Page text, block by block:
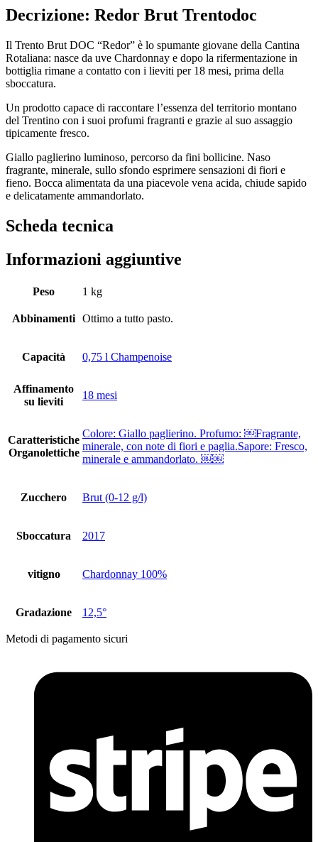
Decrizione: Redor Brut Trentodoc
Il Trento Brut DOC “Redor” è lo spumante giovane della Cantina
Rotaliana: nasce da uve Chardonnay e dopo la rifermentazione in
bottiglia rimane a contatto con i lieviti per 18 mesi, prima della
sboccatura.
Un prodotto capace di raccontare l’essenza del territorio montano
del Trentino con i suoi profumi fragranti e grazie al suo assaggio
tipicamente fresco.
Giallo paglierino luminoso, percorso da fini bollicine. Naso
fragrante, minerale, sullo sfondo esprimere sensazioni di fiori e
fieno. Bocca alimentata da una piacevole vena acida, chiude sapido
e delicatamente ammandorlato.
Scheda tecnica
Informazioni aggiuntive
Peso 1 kg
Abbinamenti Ottimo a tutto pasto.
Capacità 0,75 l Champenoise
Affinamento
su lieviti
18 mesi
Caratteristiche
Organolettiche
Colore: Giallo paglierino. Profumo: ￼Fragrante,
minerale, con note di fiori e paglia.Sapore: Fresco,
minerale e ammandorlato. ￼￼
Zucchero Brut (0-12 g/l)
Sboccatura 2017
vitigno Chardonnay 100%
Gradazione 12,5°
Metodi di pagamento sicuri